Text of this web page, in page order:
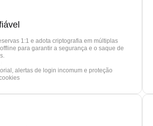
1:1 e adota criptografia em múltiplas
para garantir a segurança e o saque de
alertas de login incomum e proteção